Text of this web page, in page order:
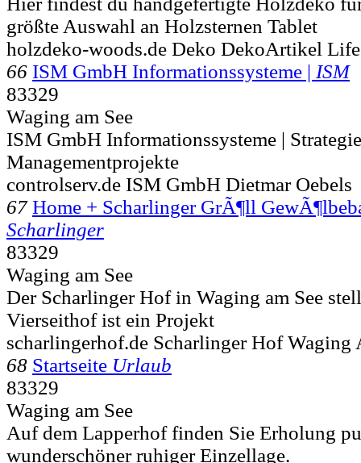
größte Auswahl an Holzsternen Tablet
holzdeko-woods.de Deko DekoArtikel
66 ISM GmbH Informationssysteme | ISM
83329
Waging am See
ISM GmbH Informationssysteme |
Managementprojekte
controlserv.de ISM GmbH Dietmar Oebels
67 Home + Scharlinger GrÃ¶ll
Scharlinger
83329
Waging am See
Der Scharlinger Hof in Waging am See
Vierseithof ist ein Projekt
scharlingerhof.de Scharlinger Hof Waging
68 Startseite Urlaub
83329
Waging am See
Auf dem Lapperhof finden Sie Erholung
wunderschöner ruhiger Einzellage.